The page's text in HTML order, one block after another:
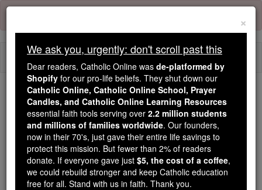
Skip
content
Trending:
Daily Reading for Thursday, October ...
Today's Reading The Mysteries of the Rosary
Weisheit - Kapitel 16
×
We ask you, urgently: don't scroll past this
Dear readers, Catholic Online was de-platformed by
Shopify for our pro-life beliefs. They shut down our
Catholic Online, Catholic Online School, Prayer
Candles, and Catholic Online Learning Resources
essential faith tools serving over 2.2 million students
and millions of families worldwide. Our founders,
now in their 70's, just gave their entire life savings to
protect this mission. But fewer than 2% of readers
donate. If everyone gave just $5, the cost of a coffee,
we could rebuild stronger and keep Catholic education
free for all. Stand with us in faith. Thank you.